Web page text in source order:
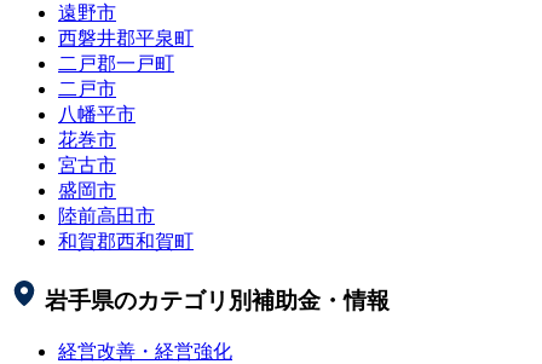
遠野市
西磐井郡平泉町
二戸郡一戸町
二戸市
八幡平市
花巻市
宮古市
盛岡市
陸前高田市
和賀郡西和賀町
岩手県のカテゴリ別補助金・情報
経営改善・経営強化